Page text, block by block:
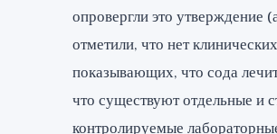
опровергли это утверждение
отметили, что нет
показывающих, что сода
что существуют отдельные и
контролируемые